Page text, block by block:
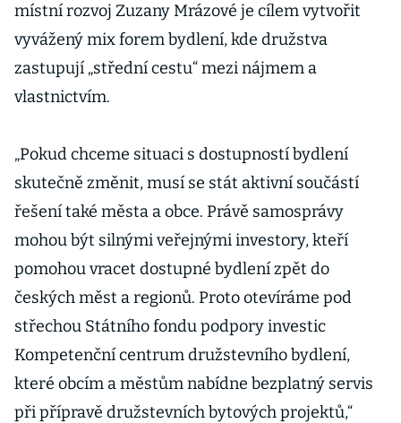
místní rozvoj Zuzany Mrázové je cílem vytvořit
vyvážený mix forem bydlení, kde družstva
zastupují „střední cestu“ mezi nájmem a
vlastnictvím.
„Pokud chceme situaci s dostupností bydlení
skutečně změnit, musí se stát aktivní součástí
řešení také města a obce. Právě samosprávy
mohou být silnými veřejnými investory, kteří
pomohou vracet dostupné bydlení zpět do
českých měst a regionů. Proto otevíráme pod
střechou Státního fondu podpory investic
Kompetenční centrum družstevního bydlení,
které obcím a městům nabídne bezplatný servis
při přípravě družstevních bytových projektů,“